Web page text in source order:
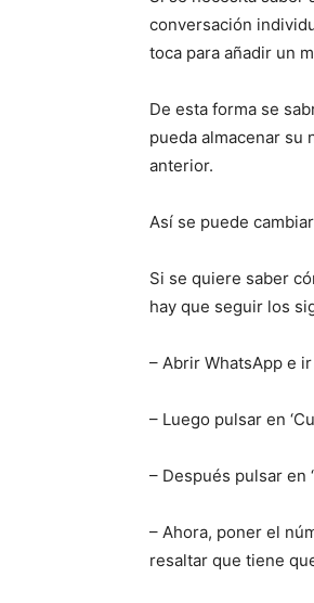
conversación
toca para añadir un
De esta forma se
pueda almacenar su
anterior.
Así se puede
Si se quiere saber
hay que seguir los
– Abrir WhatsApp e ir
– Luego pulsar en
– Después pulsar en
– Ahora, poner el
resaltar que tiene